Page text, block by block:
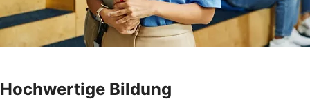
Hochwertige Bildung